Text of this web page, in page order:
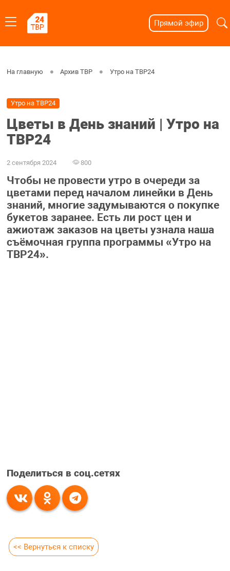
Прямой эфир
На главную Архив ТВР Утро на ТВР24
Утро на ТВР24
Цветы в День знаний | Утро на
ТВР24
2 сентября 2024 800
Чтобы не провести утро в очереди за
цветами перед началом линейки в День
знаний, многие задумываются о покупке
букетов заранее. Есть ли рост цен и
ажиотаж заказов на цветы узнала наша
съёмочная группа программы «Утро на
ТВР24».
Поделиться в соц.сетях
<< Вернуться к списку